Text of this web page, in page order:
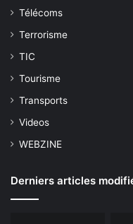
Télécoms
Terrorisme
TIC
Tourisme
Transports
Videos
WEBZINE
Derniers articles